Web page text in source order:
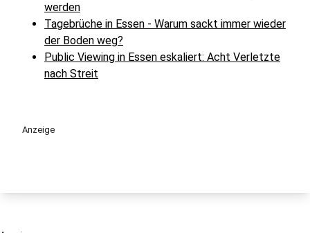
werden
Tagebrüche in Essen - Warum sackt immer wieder
der Boden weg?
Public Viewing in Essen eskaliert: Acht Verletzte
nach Streit
Anzeige